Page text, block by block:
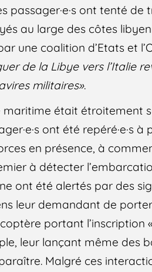
passager·e·s ont tenté de
au large des côtes
une coalition d’Etats et
de la Libye vers l’Italie
militaires».
maritime était étroitement
ont été repéré·e·s
en présence, à
à détecter
ont été alertés par des
leur demandant de
portant l’inscription
leur lançant même des
Malgré ces